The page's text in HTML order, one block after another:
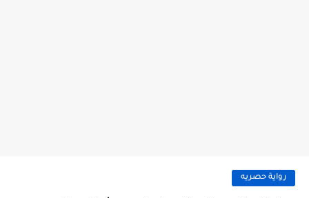
رواية حصريه